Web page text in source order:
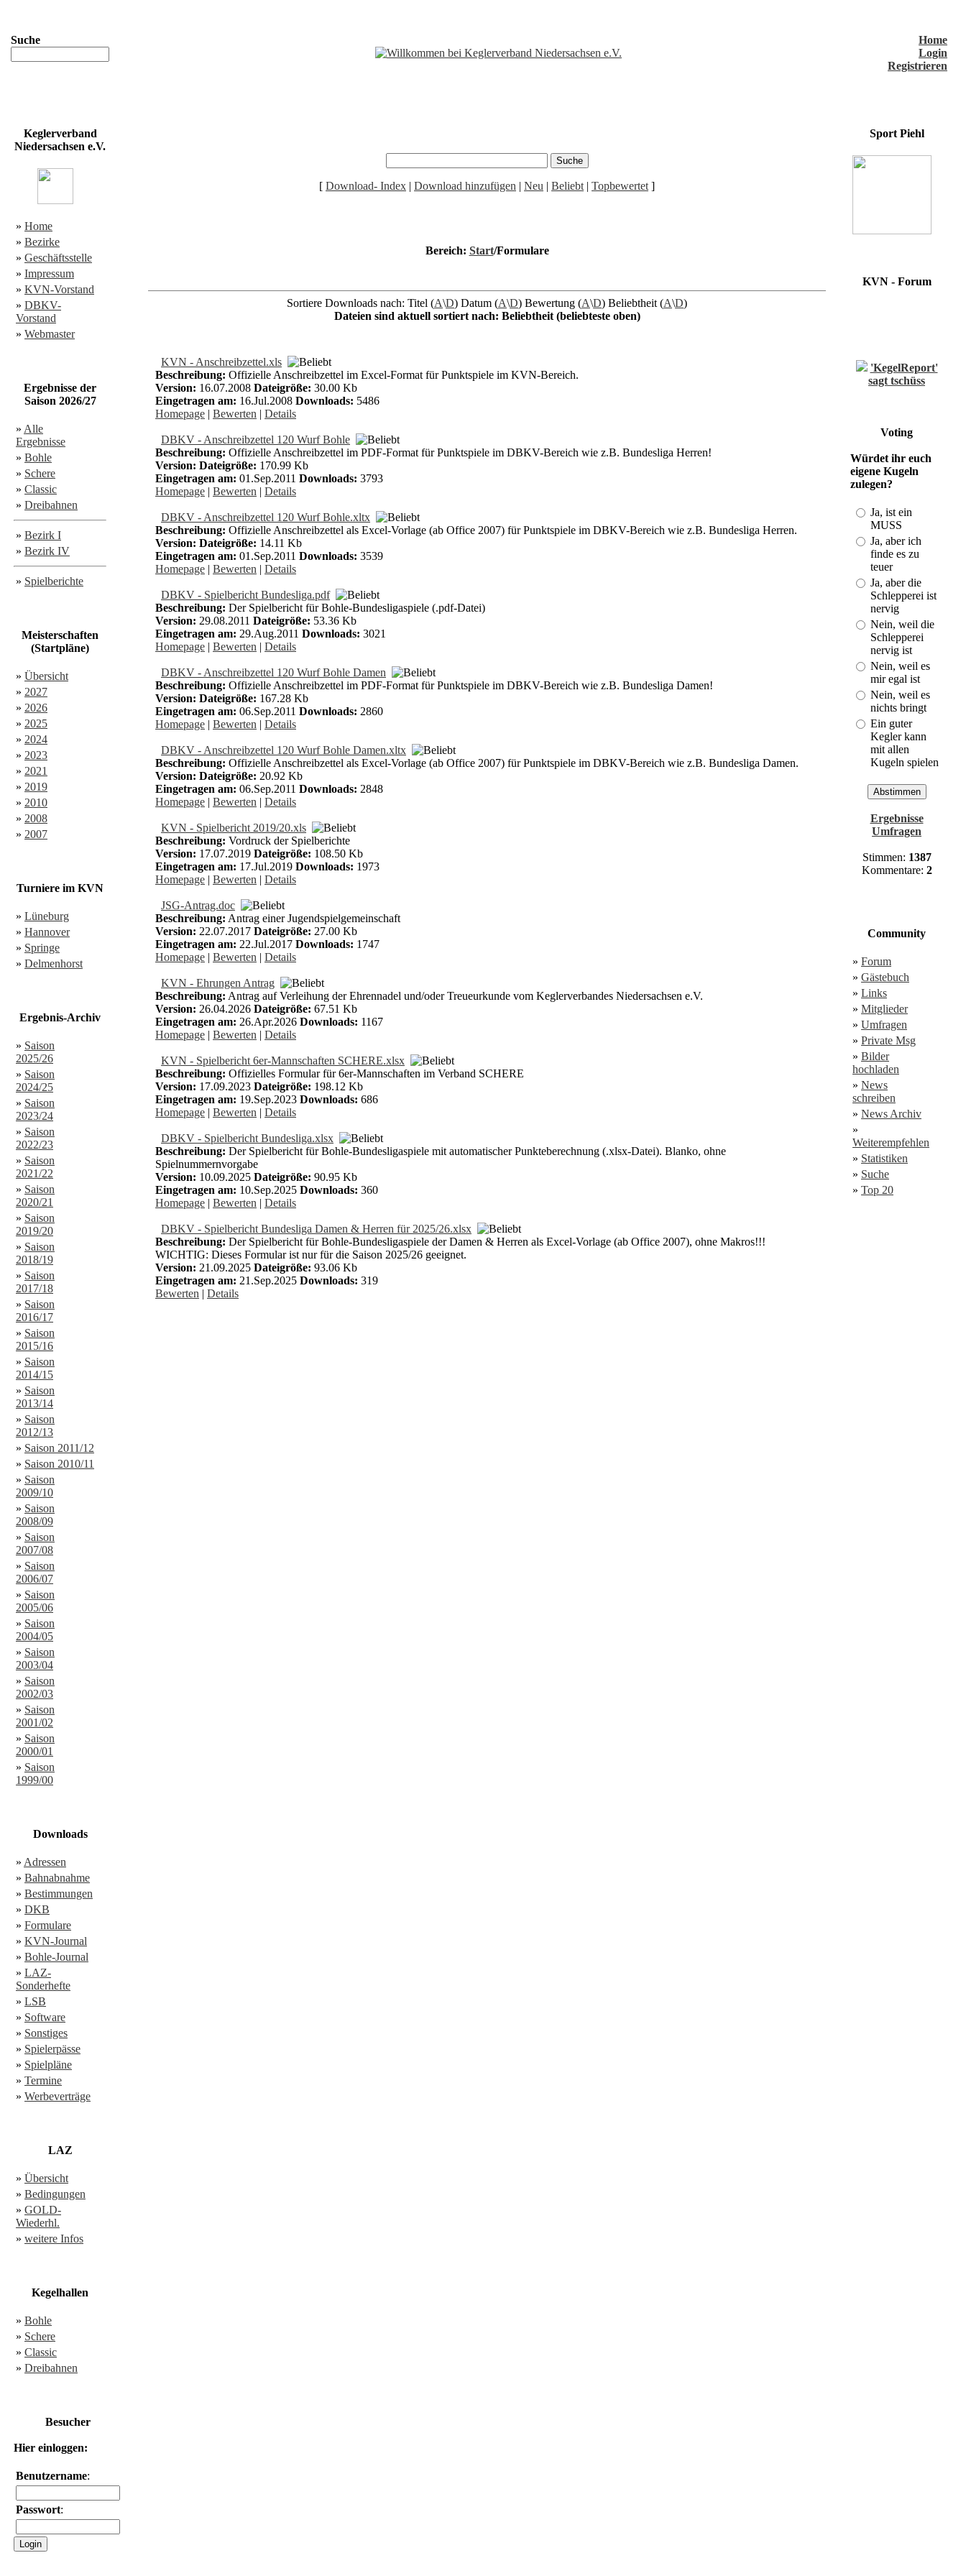
Suche
Home
Login
Registrieren
Keglerverband
Niedersachsen e.V.
» Home
» Bezirke
» Geschäftsstelle
» Impressum
» KVN-Vorstand
» DBKV-
Vorstand
» Webmaster
Ergebnisse der
Saison 2026/27
» Alle
Ergebnisse
» Bohle
» Schere
» Classic
» Dreibahnen
» Bezirk I
» Bezirk IV
» Spielberichte
Meisterschaften
(Startpläne)
» Übersicht
» 2027
» 2026
» 2025
» 2024
» 2023
» 2021
» 2019
» 2010
» 2008
» 2007
Turniere im KVN
» Lüneburg
» Hannover
» Springe
» Delmenhorst
Ergebnis-Archiv
» Saison
2025/26
» Saison
2024/25
» Saison
2023/24
» Saison
2022/23
» Saison
2021/22
» Saison
2020/21
» Saison
2019/20
» Saison
2018/19
» Saison
2017/18
» Saison
2016/17
» Saison
2015/16
» Saison
2014/15
» Saison
2013/14
» Saison
2012/13
» Saison 2011/12
» Saison 2010/11
» Saison
2009/10
» Saison
2008/09
» Saison
2007/08
» Saison
2006/07
» Saison
2005/06
» Saison
2004/05
» Saison
2003/04
» Saison
2002/03
» Saison
2001/02
» Saison
2000/01
» Saison
1999/00
Downloads
» Adressen
» Bahnabnahme
» Bestimmungen
» DKB
» Formulare
» KVN-Journal
» Bohle-Journal
» LAZ-
Sonderhefte
» LSB
» Software
» Sonstiges
» Spielerpässe
» Spielpläne
» Termine
» Werbeverträge
LAZ
» Übersicht
» Bedingungen
» GOLD-
Wiederhl.
» weitere Infos
Kegelhallen
» Bohle
» Schere
» Classic
» Dreibahnen
Besucher
Hier einloggen:
Benutzername:
Passwort:
[ Download- Index | Download hinzufügen | Neu | Beliebt | Topbewertet ]
Bereich: Start/Formulare
Sortiere Downloads nach: Titel (A\D) Datum (A\D) Bewertung (A\D) Beliebtheit (A\D)
Dateien sind aktuell sortiert nach: Beliebtheit (beliebteste oben)
KVN - Anschreibzettel.xls
Beschreibung: Offizielle Anschreibzettel im Excel-Format für Punktspiele im KVN-Bereich.
Version: 16.07.2008 Dateigröße: 30.00 Kb
Eingetragen am: 16.Jul.2008 Downloads: 5486
Homepage | Bewerten | Details
DBKV - Anschreibzettel 120 Wurf Bohle
Beschreibung: Offizielle Anschreibzettel im PDF-Format für Punktspiele im DBKV-Bereich wie z.B. Bundesliga Herren!
Version: Dateigröße: 170.99 Kb
Eingetragen am: 01.Sep.2011 Downloads: 3793
Homepage | Bewerten | Details
DBKV - Anschreibzettel 120 Wurf Bohle.xltx
Beschreibung: Offizielle Anschreibzettel als Excel-Vorlage (ab Office 2007) für Punktspiele im DBKV-Bereich wie z.B. Bundesliga Herren.
Version: Dateigröße: 14.11 Kb
Eingetragen am: 01.Sep.2011 Downloads: 3539
Homepage | Bewerten | Details
DBKV - Spielbericht Bundesliga.pdf
Beschreibung: Der Spielbericht für Bohle-Bundesligaspiele (.pdf-Datei)
Version: 29.08.2011 Dateigröße: 53.36 Kb
Eingetragen am: 29.Aug.2011 Downloads: 3021
Homepage | Bewerten | Details
DBKV - Anschreibzettel 120 Wurf Bohle Damen
Beschreibung: Offizielle Anschreibzettel im PDF-Format für Punktspiele im DBKV-Bereich wie z.B. Bundesliga Damen!
Version: Dateigröße: 167.28 Kb
Eingetragen am: 06.Sep.2011 Downloads: 2860
Homepage | Bewerten | Details
DBKV - Anschreibzettel 120 Wurf Bohle Damen.xltx
Beschreibung: Offizielle Anschreibzettel als Excel-Vorlage (ab Office 2007) für Punktspiele im DBKV-Bereich wie z.B. Bundesliga Damen.
Version: Dateigröße: 20.92 Kb
Eingetragen am: 06.Sep.2011 Downloads: 2848
Homepage | Bewerten | Details
KVN - Spielbericht 2019/20.xls
Beschreibung: Vordruck der Spielberichte
Version: 17.07.2019 Dateigröße: 108.50 Kb
Eingetragen am: 17.Jul.2019 Downloads: 1973
Homepage | Bewerten | Details
JSG-Antrag.doc
Beschreibung: Antrag einer Jugendspielgemeinschaft
Version: 22.07.2017 Dateigröße: 27.00 Kb
Eingetragen am: 22.Jul.2017 Downloads: 1747
Homepage | Bewerten | Details
KVN - Ehrungen Antrag
Beschreibung: Antrag auf Verleihung der Ehrennadel und/oder Treueurkunde vom Keglerverbandes Niedersachsen e.V.
Version: 26.04.2026 Dateigröße: 67.51 Kb
Eingetragen am: 26.Apr.2026 Downloads: 1167
Homepage | Bewerten | Details
KVN - Spielbericht 6er-Mannschaften SCHERE.xlsx
Beschreibung: Offizielles Formular für 6er-Mannschaften im Verband SCHERE
Version: 17.09.2023 Dateigröße: 198.12 Kb
Eingetragen am: 19.Sep.2023 Downloads: 686
Homepage | Bewerten | Details
DBKV - Spielbericht Bundesliga.xlsx
Beschreibung: Der Spielbericht für Bohle-Bundesligaspiele mit automatischer Punkteberechnung (.xlsx-Datei). Blanko, ohne
Spielnummernvorgabe
Version: 10.09.2025 Dateigröße: 90.95 Kb
Eingetragen am: 10.Sep.2025 Downloads: 360
Homepage | Bewerten | Details
DBKV - Spielbericht Bundesliga Damen & Herren für 2025/26.xlsx
Beschreibung: Der Spielbericht für Bohle-Bundesligaspiele der Damen & Herren als Excel-Vorlage (ab Office 2007), ohne Makros!!!
WICHTIG: Dieses Formular ist nur für die Saison 2025/26 geeignet.
Version: 21.09.2025 Dateigröße: 93.06 Kb
Eingetragen am: 21.Sep.2025 Downloads: 319
Bewerten | Details
Sport Piehl
KVN - Forum
sagt tschüss
(Last: 21.08. -
und Spielberichte
(Last: 01.11. -
20:50)
Kegeln im
(Last: 19.08. -
23:43)
DKB-
Strukturplan
(Last: 28.01. -
21:34)
ISV-
Gratulation an
Cuxhaven!
(Last: 30.03. -
21:01)
Voting
Würdet ihr euch
eigene Kugeln
zulegen?
Ja, ist ein
MUSS
Ja, aber ich
finde es zu
teuer
Ja, aber die
Schlepperei ist
nervig
Nein, weil die
Schlepperei
nervig ist
Nein, weil es
mir egal ist
Nein, weil es
nichts bringt
Ein guter
Kegler kann
mit allen
Kugeln spielen
Ergebnisse
Umfragen
Stimmen: 1387
Kommentare: 2
Community
» Forum
» Gästebuch
» Links
» Mitglieder
» Umfragen
» Private Msg
» Bilder
hochladen
» News
schreiben
» News Archiv
»
Weiterempfehlen
» Statistiken
» Suche
» Top 20